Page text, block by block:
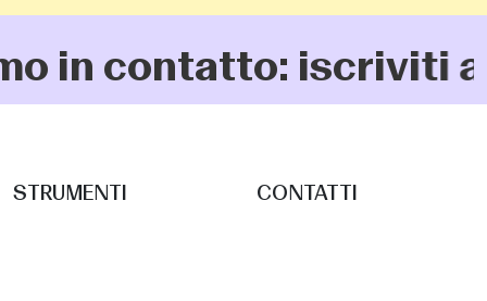
contatto: iscriviti alla
STRUMENTI CONTATTI